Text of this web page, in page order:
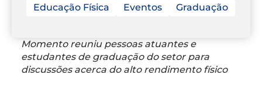
Educação Física Eventos Graduação
Momento reuniu pessoas atuantes e
estudantes de graduação do setor para
discussões acerca do alto rendimento físico